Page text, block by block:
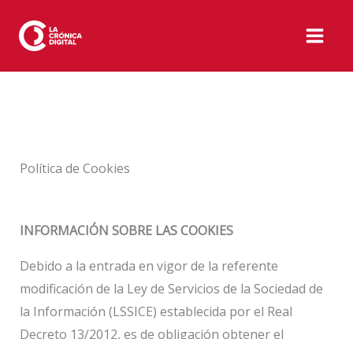
contenido
Política de Cookies
INFORMACIÓN SOBRE LAS COOKIES
Debido a la entrada en vigor de la referente
modificación de la Ley de Servicios de la Sociedad de
la Información (LSSICE) establecida por el Real
Decreto 13/2012, es de obligación obtener el